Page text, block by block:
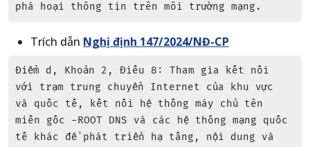
phá hoại thông tin trên môi trường mạng.
Trích dẫn Nghị định 147/2024/NĐ-CP
Điểm d, Khoản 2, Điều 8: Tham gia kết nối
với trạm trung chuyển Internet của khu vực
và quốc tế, kết nối hệ thống máy chủ tên
miền gốc -ROOT DNS và các hệ thống mạng quốc
tế khác để phát triển hạ tầng, nội dung và